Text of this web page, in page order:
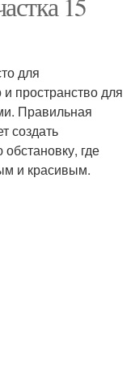
дачном участке
для
пространство для
Правильная
создать
где
и красивым.